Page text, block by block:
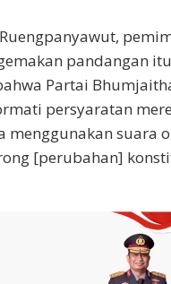
pandangan
Partai
persyaratan
menggunakan suara
[perubahan]